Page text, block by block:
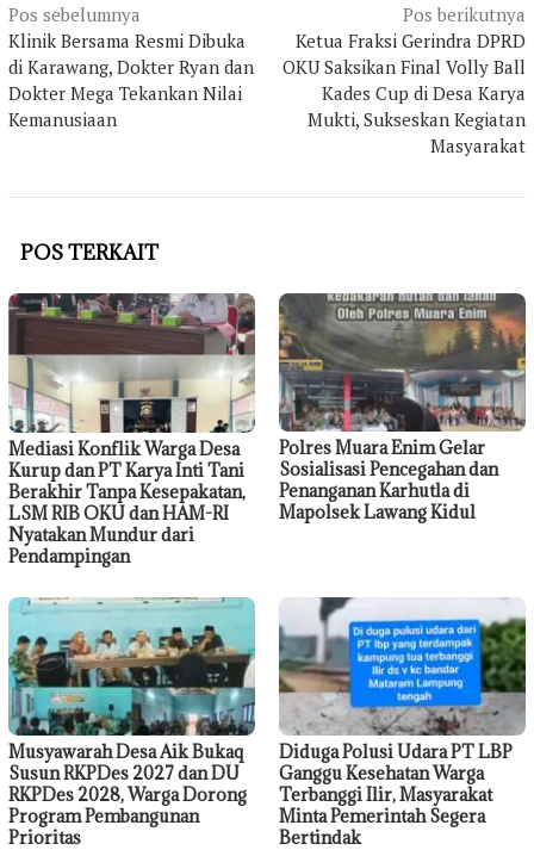
Navigasi
pos
Pos sebelumnya
Klinik Bersama Resmi Dibuka
di Karawang, Dokter Ryan dan
Dokter Mega Tekankan Nilai
Kemanusiaan
Pos berikutnya
Ketua Fraksi Gerindra DPRD
OKU Saksikan Final Volly Ball
Kades Cup di Desa Karya
Mukti, Sukseskan Kegiatan
Masyarakat
POS TERKAIT
Mediasi Konflik Warga Desa
Kurup dan PT Karya Inti Tani
Berakhir Tanpa Kesepakatan,
LSM RIB OKU dan HAM-RI
Nyatakan Mundur dari
Pendampingan
Polres Muara Enim Gelar
Sosialisasi Pencegahan dan
Penanganan Karhutla di
Mapolsek Lawang Kidul
Musyawarah Desa Aik Bukaq
Susun RKPDes 2027 dan DU
RKPDes 2028, Warga Dorong
Program Pembangunan
Prioritas
Diduga Polusi Udara PT LBP
Ganggu Kesehatan Warga
Terbanggi Ilir, Masyarakat
Minta Pemerintah Segera
Bertindak